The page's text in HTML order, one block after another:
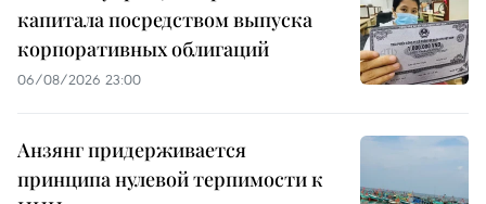
капитала посредством выпуска
корпоративных облигаций
06/08/2026 23:00
Анзянг придерживается
принципа нулевой терпимости к